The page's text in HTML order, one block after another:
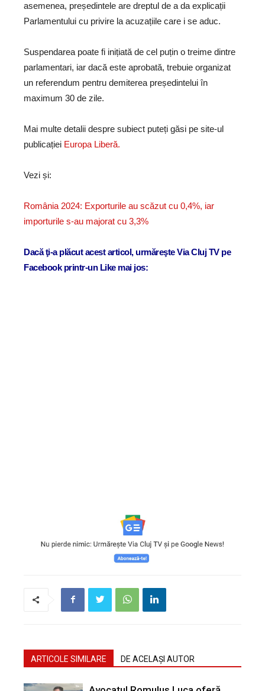
asemenea, președintele are dreptul de a da explicații
Parlamentului cu privire la acuzațiile care i se aduc.
Suspendarea poate fi inițiată de cel puțin o treime dintre
parlamentari, iar dacă este aprobată, trebuie organizat
un referendum pentru demiterea președintelui în
maximum 30 de zile.
Mai multe detalii despre subiect puteți găsi pe site-ul
publicației Europa Liberă.
Vezi și:
România 2024: Exporturile au scăzut cu 0,4%, iar
importurile s-au majorat cu 3,3%
Dacă ţi-a plăcut acest articol, urmăreşte Via Cluj TV pe
Facebook printr-un Like mai jos:
ARTICOLE SIMILARE DE ACELAȘI AUTOR